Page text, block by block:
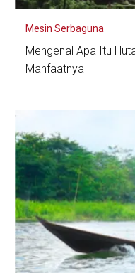
Mesin Serbaguna
Mengenal Apa Itu
Manfaatnya
Lihat Detail